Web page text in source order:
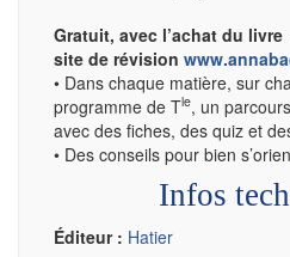
Gratuit, avec l’achat du
site de révision
• Dans chaque matière, sur
programme de Tle, un
avec des fiches, des quiz et
• Des conseils pour bien
Infos
Éditeur : Hatier